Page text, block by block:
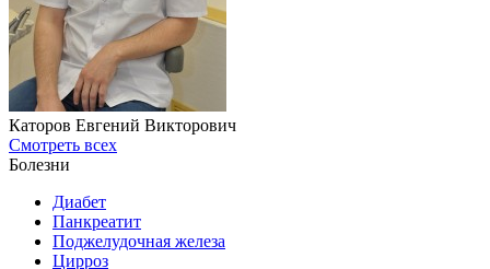
Каторов Евгений Викторович
Смотреть всех
Болезни
Диабет
Панкреатит
Поджелудочная железа
Цирроз